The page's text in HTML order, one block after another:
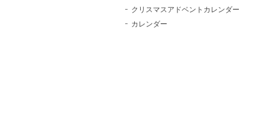
クリスマスアドベントカレンダー
カレンダー